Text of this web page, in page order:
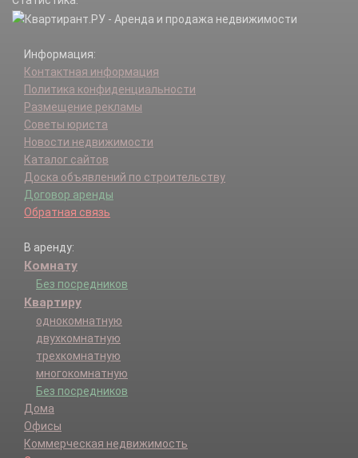
Информация:
Контактная информация
Политика конфиденциальности
Размещение рекламы
Советы юриста
Новости недвижимости
Каталог сайтов
Доска объявлений по строительству
Договор аренды
Обратная связь
В аренду:
Комнату
Без посредников
Квартиру
однокомнатную
двухкомнатную
трехкомнатную
многокомнатную
Без посредников
Дома
Офисы
Коммерческая недвижимость